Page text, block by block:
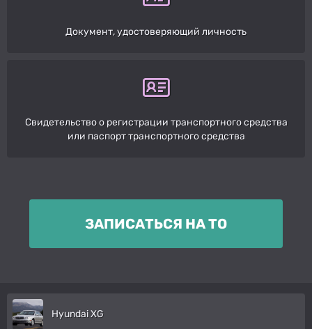
Документ, удостоверяющий личность
Свидетельство о регистрации транспортного средства
или паспорт транспортного средства
ЗАПИСАТЬСЯ НА ТО
Hyundai XG